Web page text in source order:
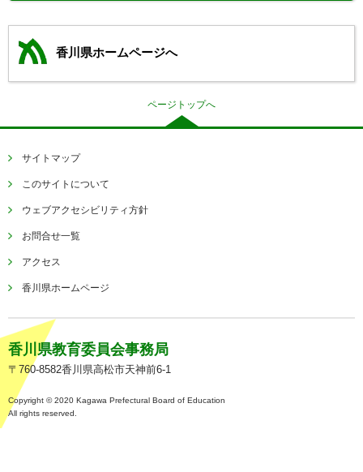
香川県ホームページへ
ページトップへ
サイトマップ
このサイトについて
ウェブアクセシビリティ方針
お問合せ一覧
アクセス
香川県ホームページ
香川県教育委員会事務局
〒760-8582香川県高松市天神前6-1
Copyright © 2020 Kagawa Prefectural Board of Education
All rights reserved.